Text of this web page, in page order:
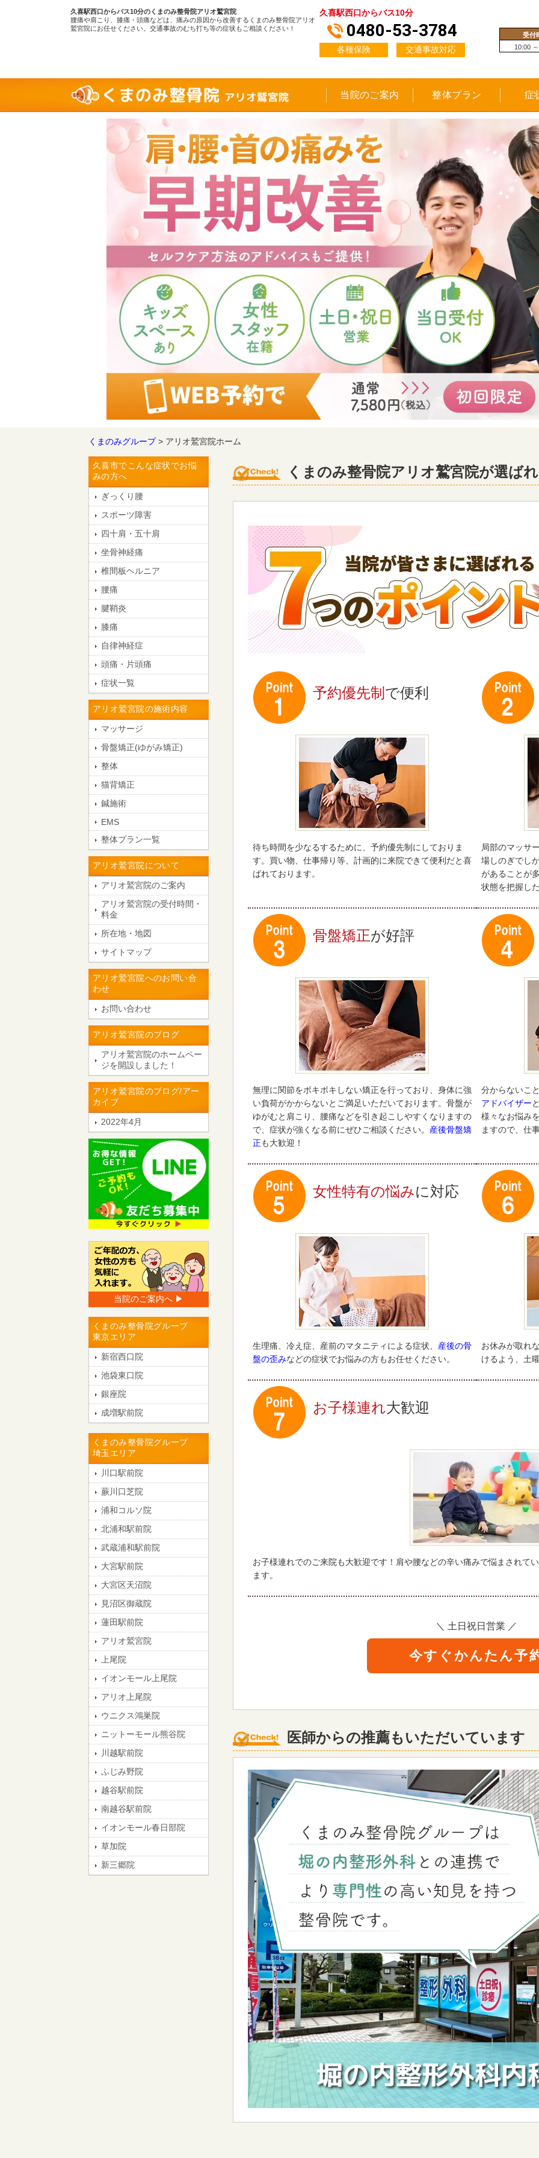
久喜駅西口からバス10分のくまのみ整骨院アリオ鷲宮院
腰痛や肩こり、膝痛・頭痛などは、痛みの原因から改善するくまのみ整骨院アリオ
鷲宮院にお任せください。交通事故のむち打ち等の症状もご相談ください！
久喜駅西口からバス10分
0480-53-3784
各種保険 交通事故対応
受付
10:00
当院のご案内 整体プラン 症
くまのみグループ> アリオ鷲宮院ホーム
くまのみ整骨院アリオ鷲宮院が選ば
予約優先制 で便利
待ち時間を少なるするために、予約優先制にしておりま
す。買い物、仕事帰り等、計画的に来院できて便利だと喜
ばれております。
局部のマッサ
場しのぎでし
があることが
状態を把握し
骨盤矯正が好評
無理に関節をボキボキしない矯正を行っており、身体に強
い負荷がかからないとご満足いただいております。骨盤が
ゆがむと肩こり、腰痛などを引き起こしやすくなりますの
で、症状が強くなる前にぜひご相談ください。 産後骨盤矯
正も大歓迎！
分からないこ
アドバイザー
様々なお悩み
ますので、仕
女性特有の悩みに対応
生理痛、冷え症、産前のマタニティによる症状、 産後の骨
盤の歪みなどの症状でお悩みの方もお任せください。
お休みが取れ
けるよう、土
お子様連れ大歓迎
お子様連れでのご来院も大歓迎です！肩や腰などの辛い痛みで悩まされて
ます。
＼ 土日祝日営業 ／
今すぐかんたん予
医師からの推薦もいただいています
久喜市でこんな症状でお悩
みの方へ
ぎっくり腰
スポーツ障害
四十肩・五十肩
坐骨神経痛
椎間板ヘルニア
腰痛
腱鞘炎
膝痛
自律神経症
頭痛・片頭痛
症状一覧
アリオ鷲宮院の施術内容
マッサージ
骨盤矯正(ゆがみ矯正)
整体
猫背矯正
鍼施術
EMS
整体プラン一覧
アリオ鷲宮院について
アリオ鷲宮院のご案内
アリオ鷲宮院の受付時間・
料金
所在地・地図
サイトマップ
アリオ鷲宮院へのお問い合
わせ
お問い合わせ
アリオ鷲宮院のブログ
アリオ鷲宮院のホームペー
ジを開設しました！
アリオ鷲宮院のブログ/アー
カイブ
2022年4月
当院のご案内へ ▶︎
くまのみ整骨院グループ
東京エリア
新宿西口院
池袋東口院
銀座院
成増駅前院
くまのみ整骨院グループ
埼玉エリア
川口駅前院
蕨川口芝院
浦和コルソ院
北浦和駅前院
武蔵浦和駅前院
大宮駅前院
大宮区天沼院
見沼区御蔵院
蓮田駅前院
アリオ鷲宮院
上尾院
イオンモール上尾院
アリオ上尾院
ウニクス鴻巣院
ニットーモール熊谷院
川越駅前院
ふじみ野院
越谷駅前院
南越谷駅前院
イオンモール春日部院
草加院
新三郷院